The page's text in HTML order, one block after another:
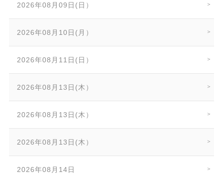
2026年08月09日(日）
2026年08月10日(月）
2026年08月11日(日）
2026年08月13日(木）
2026年08月13日(木）
2026年08月13日(木）
2026年08月14日